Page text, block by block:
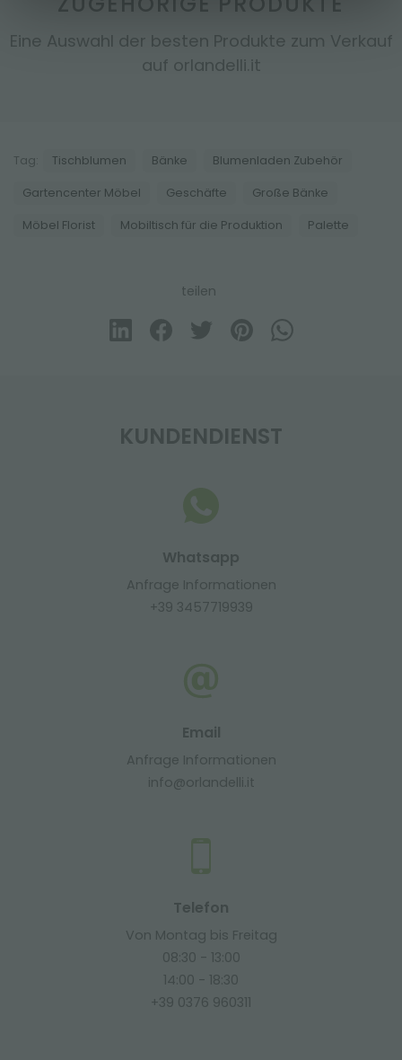
Eine Auswahl der besten Produkte zum Verkauf
auf orlandelli.it
Tag: Tischblumen Bänke Blumenladen Zubehör
Gartencenter Möbel Geschäfte Große Bänke
Möbel Florist Mobiltisch für die Produktion Palette
teilen
KUNDENDIENST
Whatsapp
Anfrage Informationen
+39 3457719939
Email
Anfrage Informationen
info@orlandelli.it
Telefon
Von Montag bis Freitag
08:30 - 13:00
14:00 - 18:30
+39 0376 960311